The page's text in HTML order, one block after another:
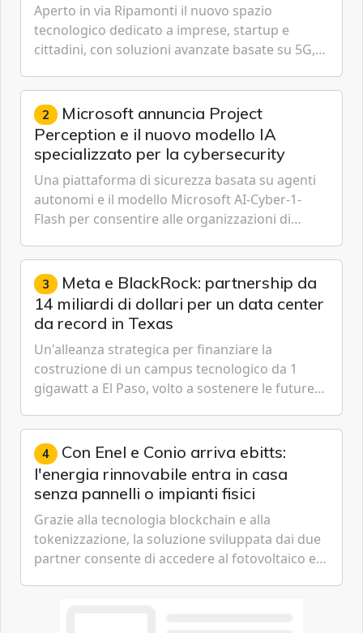
Aperto in via Ripamonti il nuovo spazio
tecnologico dedicato a imprese, startup e
cittadini, con soluzioni avanzate basate su 5G,
Cybersecurity.
2 Microsoft annuncia Project
Perception e il nuovo modello IA
specializzato per la cybersecurity
Una piattaforma di sicurezza basata su agenti
autonomi e il modello Microsoft AI-Cyber-1-
Flash per consentire alle organizzazioni di
gestione continua del rischio.
3 Meta e BlackRock: partnership da
14 miliardi di dollari per un data center
da record in Texas
Un'alleanza strategica per finanziare la
costruzione di un campus tecnologico da 1
gigawatt a El Paso, volto a sostenere le future
artificiale dell'azienda di Mark Zuckerberg.
4 Con Enel e Conio arriva ebitts:
l'energia rinnovabile entra in casa
senza pannelli o impianti fisici
Grazie alla tecnologia blockchain e alla
tokenizzazione, la soluzione sviluppata dai due
partner consente di accedere al fotovoltaico e